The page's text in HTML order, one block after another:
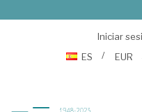
Iniciar
ES
EUR